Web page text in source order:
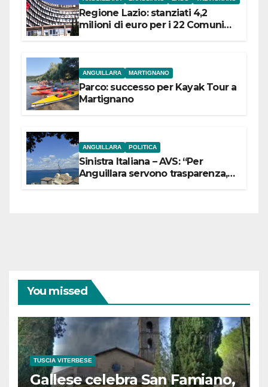
Regione Lazio: stanziati 4,2
milioni di euro per i 22 Comuni
ANGUILLARA MARTIGNANO
Parco: successo per Kayak Tour a
Martignano
ANGUILLARA POLITICA
Sinistra Italiana – AVS: “Per
Anguillara servono trasparenza,
You missed
TUSCIA VITERBESE
Gallese celebra San Famiano,